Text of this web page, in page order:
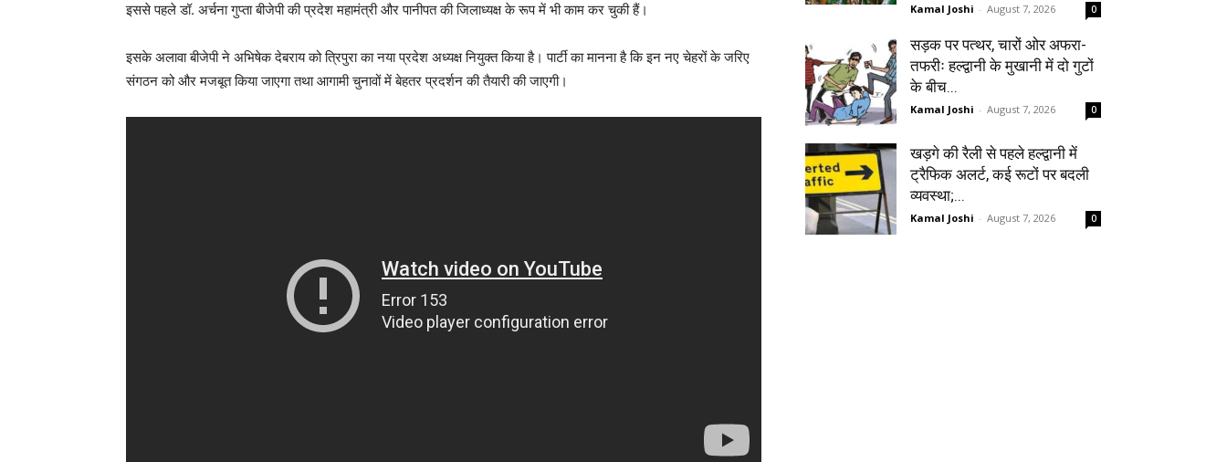
इससे पहले डॉ. अर्चना गुप्ता बीजेपी की प्रदेश महामंत्री और पानीपत की जिलाध्यक्ष के रूप में भी काम कर चुकी हैं।
इसके अलावा बीजेपी ने अभिषेक देबराय को त्रिपुरा का नया प्रदेश अध्यक्ष नियुक्त किया है। पार्टी का मानना है कि इन नए चेहरों के जरिए
संगठन को और मजबूत किया जाएगा तथा आगामी चुनावों में बेहतर प्रदर्शन की तैयारी की जाएगी।
Kamal Joshi - August 7, 2026 0
सड़क पर पत्थर, चारों ओर अफरा-
तफरीः हल्द्वानी के मुखानी में दो गुटों
के बीच...
Kamal Joshi - August 7, 2026 0
खड़गे की रैली से पहले हल्द्वानी में
ट्रैफिक अलर्ट, कई रूटों पर बदली
व्यवस्था;...
Kamal Joshi - August 7, 2026 0